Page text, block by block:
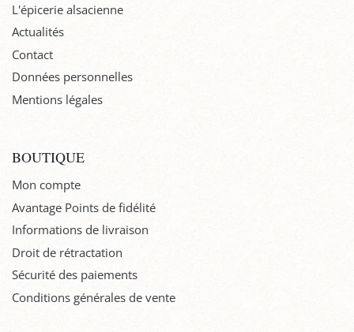
L'épicerie alsacienne
Actualités
Contact
Données personnelles
Mentions légales
BOUTIQUE
Mon compte
Avantage Points de fidélité
Informations de livraison
Droit de rétractation
Sécurité des paiements
Conditions générales de vente